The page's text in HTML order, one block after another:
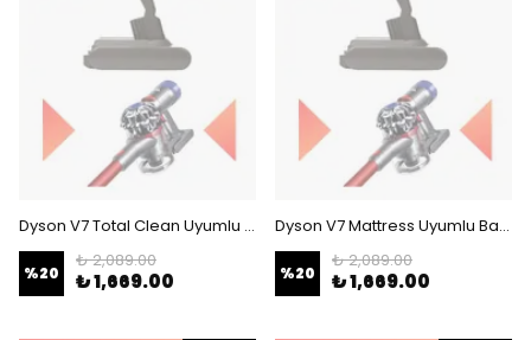
Dyson V7 Total Clean Uyumlu Batarya (YÜKSEK KAPASİTE) 21.6 V 2800mah Dikey Süpürge Bataryası
%20
₺ 2,089.00
₺ 1,669.00
Dyson V7 Mattress Uyumlu Batarya (YÜKSEK KAPASİTE) 21.6 V 2800mah Dikey Süpürge Bataryası
%20
₺ 2,089.00
₺ 1,669.00